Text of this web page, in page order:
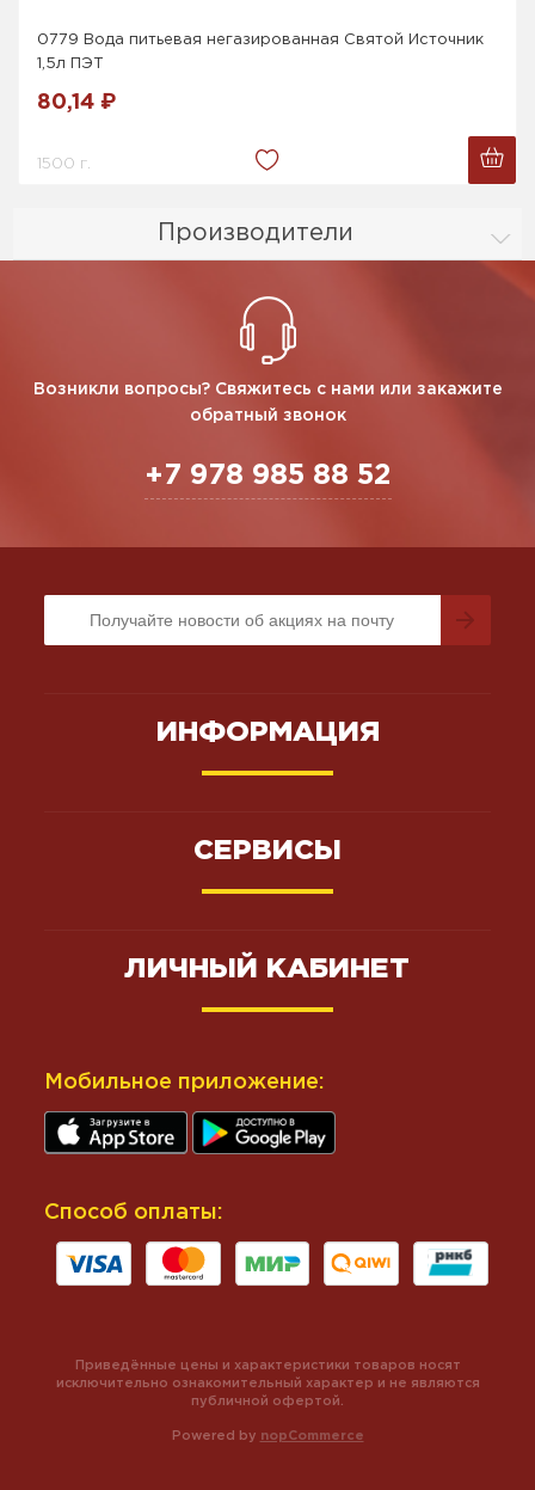
Производители
0779 Вода питьевая негазированная Святой Источник
1,5л ПЭТ
80,14 ₽
1500 г.
Возникли вопросы? Свяжитесь с нами или закажите
обратный звонок
+7 978 985 88 52
ИНФОРМАЦИЯ
СЕРВИСЫ
ЛИЧНЫЙ КАБИНЕТ
Мобильное приложение:
Способ оплаты:
Powered by nopCommerce
Приведённые цены и характеристики товаров носят
исключительно ознакомительный характер и не являются
публичной офертой.